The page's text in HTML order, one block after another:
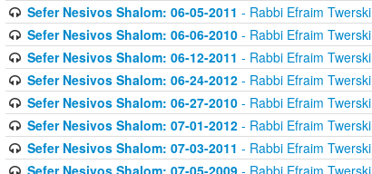
Sefer Nesivos Shalom: 06-05-2011 - Rabbi Efraim Twerski
Sefer Nesivos Shalom: 06-06-2010- Rabbi Efraim Twerski
Sefer Nesivos Shalom: 06-12-2011 - Rabbi Efraim Twerski
Sefer Nesivos Shalom: 06-24-2012- Rabbi Efraim Twerski
Sefer Nesivos Shalom: 06-27-2010- Rabbi Efraim Twerski
Sefer Nesivos Shalom: 07-01-2012- Rabbi Efraim Twerski
Sefer Nesivos Shalom: 07-03-2011 - Rabbi Efraim Twerski